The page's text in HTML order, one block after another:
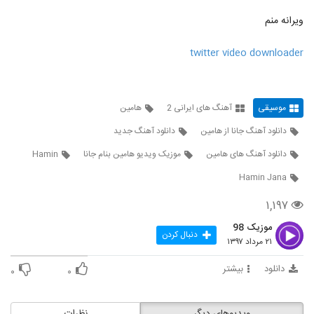
95
96
Neshati Divoone)
۱,۰۰۹ بازدید
97
98
دانلود آهنگ جدید و زیبای بهزاد پکس با نام
بگم از چی برات
Armin Nosrati Baghalet Mikonam
ویرانه منم
twitter video downloader
موسیقی آهنگ های ایرانی 2
هامین
دانلود آهنگ جانا از هامین
دانلود آهنگ جدید
دانلود آهنگ های هامین
موزیک ویدیو هامین بنام جانا
Hamin
Hamin Jana
۱,۱۹۷
موزیک 98
۲۱ مرداد ۱۳۹۷ دنبال کردن
دانلود بیشتر ۰ ۰